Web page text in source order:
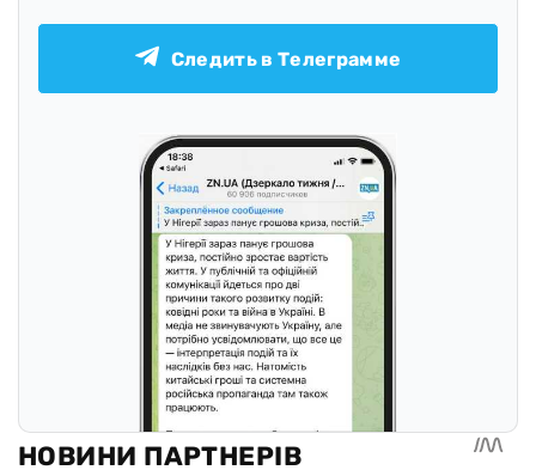
Следить в Телеграмме